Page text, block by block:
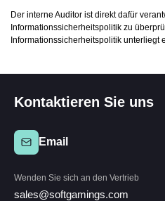
Der interne Auditor ist direkt dafür
Informationssicherheitspolitik zu
Informationssicherheitspolitik
Kontaktieren Sie uns
Email
Wenden Sie sich an den Vertrieb
sales@softgamings.com